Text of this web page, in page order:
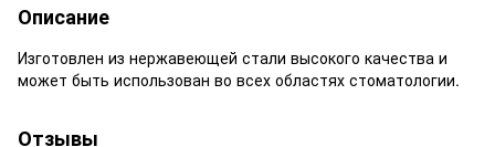
Описание
Изготовлен из нержавеющей стали высокого качества и
может быть использован во всех областях стоматологии.
Отзывы